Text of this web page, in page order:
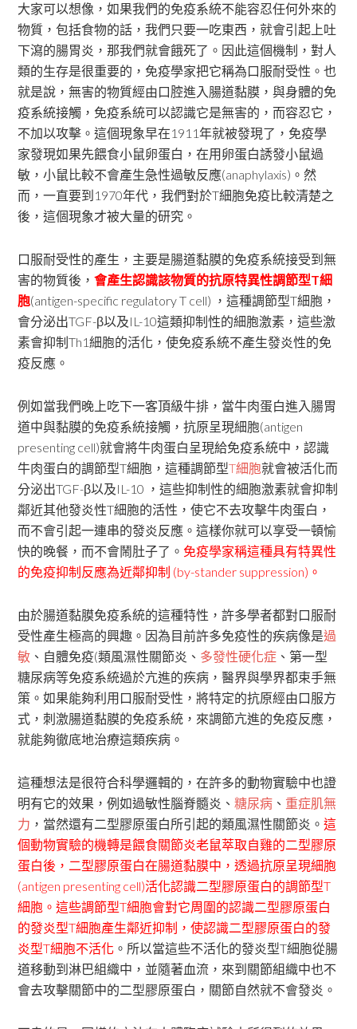
大家可以想像，如果我們的免疫系統不能容忍任何外來的
物質，包括食物的話，我們只要一吃東西，就會引起上吐
下瀉的腸胃炎，那我們就會餓死了。因此這個機制，對人
類的生存是很重要的，免疫學家把它稱為口服耐受性。也
就是說，無害的物質經由口腔進入腸道黏膜，與身體的免
疫系統接觸，免疫系統可以認識它是無害的，而容忍它，
不加以攻擊。這個現象早在1911年就被發現了，免疫學
家發現如果先餵食小鼠卵蛋白，在用卵蛋白誘發小鼠過
敏，小鼠比較不會產生急性過敏反應(anaphylaxis)。然
而，一直要到1970年代，我們對於T細胞免疫比較清楚之
後，這個現象才被大量的研究。
口服耐受性的產生，主要是腸道黏膜的免疫系統接受到無
害的物質後，會產生認識該物質的抗原特異性調節型T細
胞(antigen-specific regulatory T cell) ，這種調節型T細胞，
會分泌出TGF-β以及IL-10這類抑制性的細胞激素，這些激
素會抑制Th1細胞的活化，使免疫系統不產生發炎性的免
疫反應。
例如當我們晚上吃下一客頂級牛排，當牛肉蛋白進入腸胃
道中與黏膜的免疫系統接觸，抗原呈現細胞(antigen
presenting cell)就會將牛肉蛋白呈現給免疫系統中，認識
牛肉蛋白的調節型T細胞，這種調節型T細胞就會被活化而
分泌出TGF-β以及IL-10 ，這些抑制性的細胞激素就會抑制
鄰近其他發炎性T細胞的活性，使它不去攻擊牛肉蛋白，
而不會引起一連串的發炎反應。這樣你就可以享受一頓愉
快的晚餐，而不會鬧肚子了。 免疫學家稱這種具有特異性
的免疫抑制反應為近鄰抑制 (by-stander suppression)。
由於腸道黏膜免疫系統的這種特性，許多學者都對口服耐
受性產生極高的興趣。因為目前許多免疫性的疾病像是過
敏 、自體免疫(類風濕性關節炎、 多發性硬化症 、第一型
糖尿病等免疫系統過於亢進的疾病，醫界與學界都束手無
策。如果能夠利用口服耐受性，將特定的抗原經由口服方
式，刺激腸道黏膜的免疫系統，來調節亢進的免疫反應，
就能夠徹底地治療這類疾病。
這種想法是很符合科學邏輯的，在許多的動物實驗中也證
明有它的效果，例如過敏性腦脊髓炎、糖尿病 、 重症肌無
力 ，當然還有二型膠原蛋白所引起的類風濕性關節炎。這
個動物實驗的機轉是餵食關節炎老鼠萃取自雞的二型膠原
蛋白後，二型膠原蛋白在腸道黏膜中，透過抗原呈現細胞
(antigen presenting cell)活化認識二型膠原蛋白的調節型T
細胞。這些調節型T細胞會對它周圍的認識二型膠原蛋白
的發炎型T細胞產生鄰近抑制，使認識二型膠原蛋白的發
炎型T細胞不活化 。所以當這些不活化的發炎型T細胞從腸
道移動到淋巴組織中，並隨著血流，來到關節組織中也不
會去攻擊關節中的二型膠原蛋白，關節自然就不會發炎。